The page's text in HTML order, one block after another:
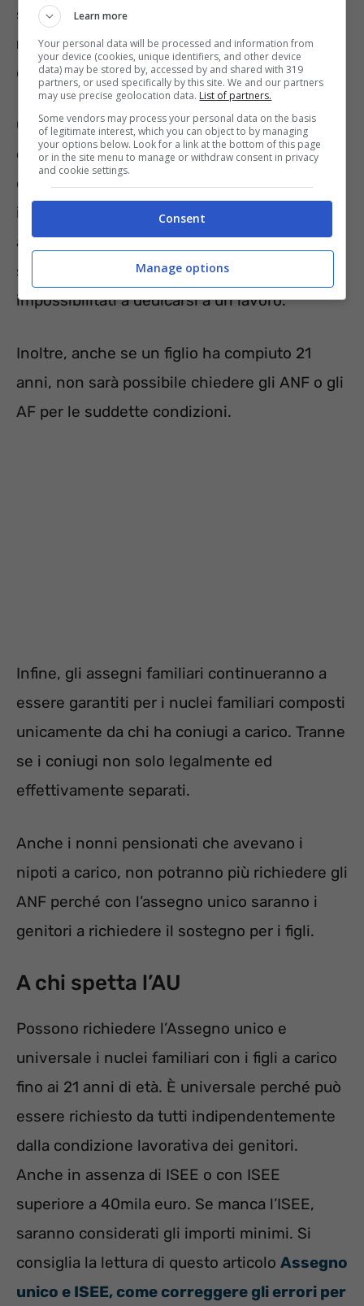
stipendio di marzo 2022, gli
nucleo familiare (ANF)per nuclei familiari
con figli non saranno più erogati.
Gli ANF e gli assegni familiari (AF) saranno
erogati solo se il nucleo familiare è composto
da fratelli, sorelle o da nipoti con un’età
inferiore ai 18 anni. Il limite di età non si
applica se tali parenti si trovano in una
situazione di disabilità permanente e
impossibilitati a dedicarsi a un lavoro.
Inoltre, anche se un figlio ha compiuto 21
anni, non sarà possibile chiedere gli ANF o gli
AF per le suddette condizioni.
Infine, gli assegni familiari continueranno a
essere garantiti per i nuclei familiari composti
unicamente da chi ha coniugi a carico. Tranne
se i coniugi non solo legalmente ed
effettivamente separati.
Anche i nonni pensionati che avevano i
nipoti a carico, non potranno più richiedere gli
ANF perché con l’assegno unico saranno i
genitori a richiedere il sostegno per i figli.
A chi spetta l’AU
Possono richiedere l’Assegno unico e
universale i nuclei familiari con i figli a carico
fino ai 21 anni di età. È universale perché può
essere richiesto da tutti indipendentemente
dalla condizione lavorativa dei genitori.
Anche in assenza di ISEE o con ISEE
superiore a 40mila euro. Se manca l’ISEE,
saranno considerati gli importi minimi. Si
consiglia la lettura di questo articolo Assegno
unico e ISEE, come correggere gli errori per
Learn more
Your personal data will be processed and information from
your device (cookies, unique identifiers, and other device
data) may be stored by, accessed by and shared with 319
partners, or used specifically by this site. We and our partners
may use precise geolocation data. List of partners.
Some vendors may process your personal data on the basis
of legitimate interest, which you can object to by managing
your options below. Look for a link at the bottom of this page
or in the site menu to manage or withdraw consent in privacy
and cookie settings.
Consent
Manage options